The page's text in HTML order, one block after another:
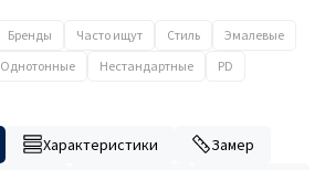
Бренды Часто ищут Стиль
Эмалевые
Однотонные Нестандартные PD
Характеристики
Замер